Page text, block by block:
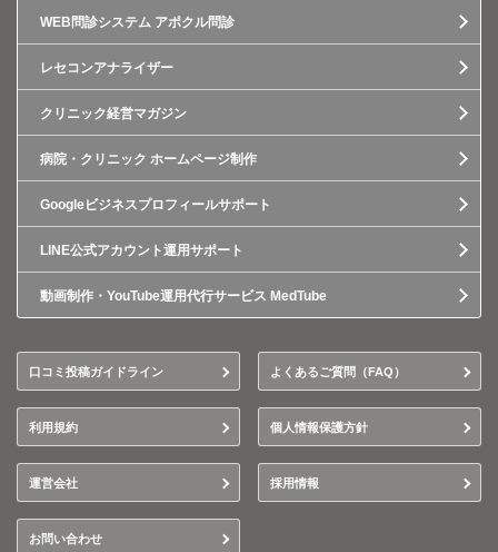
WEB問診システム アポクル問診
レセコンアナライザー
クリニック経営マガジン
病院・クリニック ホームページ制作
Googleビジネスプロフィールサポート
LINE公式アカウント運用サポート
動画制作・YouTube運用代行サービス MedTube
口コミ投稿ガイドライン よくあるご質問（FAQ）
利用規約 個人情報保護方針
運営会社 採用情報
お問い合わせ